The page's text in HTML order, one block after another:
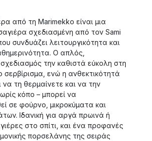
από τη Marimekko είναι μια
σχεδιασμένη από τον Sami
συνδυάζει λειτουργικότητα και
Ο απλός,
την καθιστά εύκολη στη
σερβίρισμα, ενώ η ανθεκτικότητά
να τη θερμαίνετε και να την
κόπο – μπορεί να
σε φούρνο, μικροκύματα και
Ιδανική για αργά πρωινά ή
στο σπίτι, και ένα προφανές
πορσελάνης της σειράς